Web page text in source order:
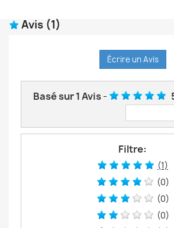
Avis (1)
Écrire un Avis
Basé sur1Avis-
Filtre:
(1)
(0)
(0)
(0)